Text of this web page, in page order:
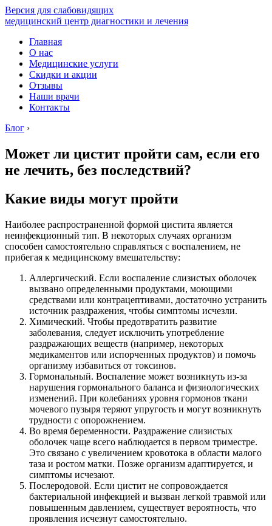
Версия для слабовидящих
медицинский центр диагностики и лечения
Главная
О нас
Медицинские услуги
Скидки и акции
Отзывы
Наши врачи
Контакты
Блог ›
Может ли цистит пройти сам, если его
не лечить, без последствий?
Какие виды могут пройти
Наиболее распространенной формой цистита является
неинфекционный тип. В некоторых случаях организм
способен самостоятельно справляться с воспалением, не
прибегая к медицинскому вмешательству:
Аллергический. Если воспаление слизистых оболочек
вызвано определенными продуктами, моющими
средствами или контрацептивами, достаточно устранить
источник раздражения, чтобы симптомы исчезли.
Химический. Чтобы предотвратить развитие
заболевания, следует исключить употребление
раздражающих веществ (например, некоторых
медикаментов или испорченных продуктов) и помочь
организму избавиться от токсинов.
Гормональный. Воспаление может возникнуть из-за
нарушения гормонального баланса и физиологических
изменений. При колебаниях уровня гормонов ткани
мочевого пузыря теряют упругость и могут возникнуть
трудности с опорожнением.
Во время беременности. Раздражение слизистых
оболочек чаще всего наблюдается в первом триместре.
Это связано с увеличением кровотока в области малого
таза и ростом матки. Позже организм адаптируется, и
симптомы исчезают.
Послеродовой. Если цистит не сопровождается
бактериальной инфекцией и вызван легкой травмой или
повышенным давлением, существует вероятность, что
проявления исчезнут самостоятельно.